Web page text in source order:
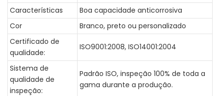
Características
Boa capacidade anticorrosiva
Cor
Branco, preto ou personalizado
Certificado de
qualidade:
ISO9001:2008, ISO14001:2004
Sistema de
qualidade de
inspeção:
Padrão ISO, inspeção 100% de toda a
gama durante a produção.